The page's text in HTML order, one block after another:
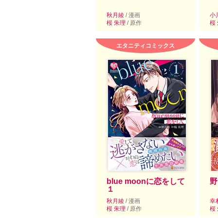
秋月綾 / 漫画
桜 朱理 / 原作
小
桜
エタニティコミックス
blue moonに恋をして
１
秋月綾 / 漫画
桜 朱理 / 原作
幸
桜